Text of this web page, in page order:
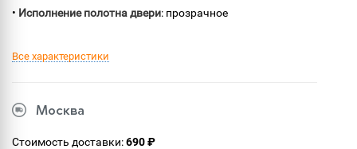
• Исполнение полотна двери: прозрачное
Все характеристики
Москва
Стоимость доставки:690 ₽